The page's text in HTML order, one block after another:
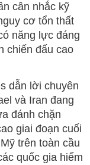
cân nhắc kỹ
cơ tổn thất
năng lực đáng
chiến đấu cao
dẫn lời chuyên
và Iran đang
đánh chặn
giai đoạn cuối
trên toàn cầu
quốc gia hiếm